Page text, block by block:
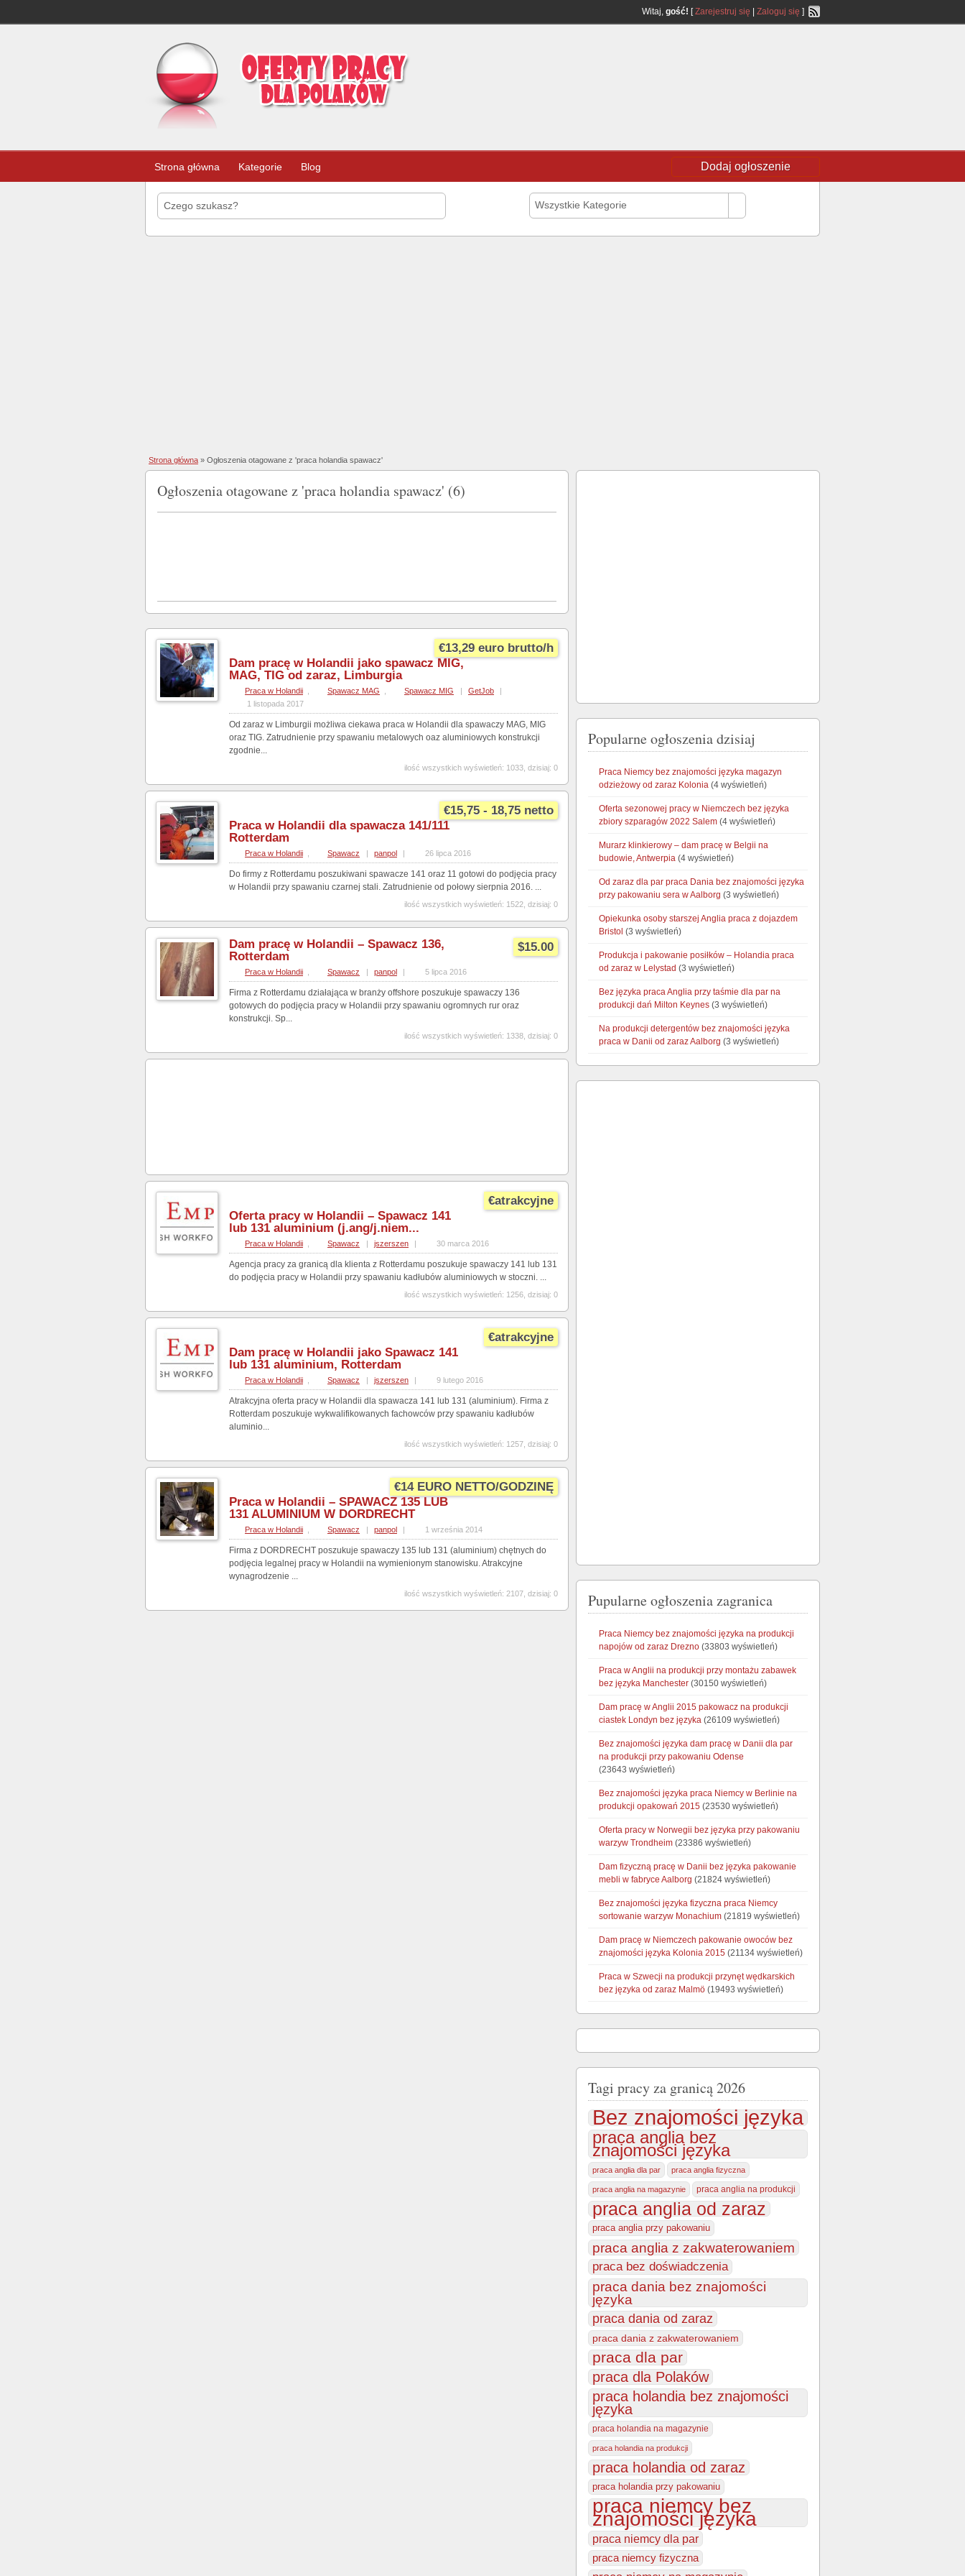
Witaj, gość! [Zarejestruj się Zaloguj się ]
Strona główna Kategorie Blog Dodaj ogłoszenie
Wszystkie Kategorie
Strona główna » Ogłoszenia otagowane z 'praca holandia spawacz'
Ogłoszenia otagowane z 'praca holandia spawacz' (6)
€13,29 euro brutto/h
Dam pracę w Holandii jako spawacz MIG,
MAG, TIG od zaraz, Limburgia
Praca w Holandii Spawacz MAG Spawacz MIG | GetJob
|
1 listopada 2017
Od zaraz w Limburgii możliwa ciekawa praca w Holandii dla spawaczy MAG, MIG
oraz TIG. Zatrudnienie przy spawaniu metalowych oaz aluminiowych konstrukcji
zgodnie...
ilość wszystkich wyświetleń: 1033, dzisiaj: 0
€15,75 - 18,75 netto
Praca w Holandii dla spawacza 141/111
Rotterdam
Praca w Holandii Spawacz | panpol | 26 lipca 2016
Do firmy z Rotterdamu poszukiwani spawacze 141 oraz 11 gotowi do podjęcia pracy
w Holandii przy spawaniu czarnej stali. Zatrudnienie od połowy sierpnia 2016. ...
ilość wszystkich wyświetleń: 1522, dzisiaj: 0
$15.00
Dam pracę w Holandii – Spawacz 136,
Rotterdam
Praca w Holandii Spawacz | panpol | 5 lipca 2016
Firma z Rotterdamu działająca w branży offshore poszukuje spawaczy 136
gotowych do podjęcia pracy w Holandii przy spawaniu ogromnych rur oraz
konstrukcji. Sp...
ilość wszystkich wyświetleń: 1338, dzisiaj: 0
€atrakcyjne
Oferta pracy w Holandii – Spawacz 141
lub 131 aluminium (j.ang/j.niem...
Praca w Holandii Spawacz | jszerszen | 30 marca 2016
Agencja pracy za granicą dla klienta z Rotterdamu poszukuje spawaczy 141 lub 131
do podjęcia pracy w Holandii przy spawaniu kadłubów aluminiowych w stoczni. ...
ilość wszystkich wyświetleń: 1256, dzisiaj: 0
€atrakcyjne
Dam pracę w Holandii jako Spawacz 141
lub 131 aluminium, Rotterdam
Praca w Holandii Spawacz | jszerszen | 9 lutego 2016
Atrakcyjna oferta pracy w Holandii dla spawacza 141 lub 131 (aluminium). Firma z
Rotterdam poszukuje wykwalifikowanych fachowców przy spawaniu kadłubów
aluminio...
ilość wszystkich wyświetleń: 1257, dzisiaj: 0
€14 EURO NETTO/GODZINĘ
Praca w Holandii – SPAWACZ 135 LUB
131 ALUMINIUM W DORDRECHT
Praca w Holandii Spawacz | panpol | 1 września 2014
Firma z DORDRECHT poszukuje spawaczy 135 lub 131 (aluminium) chętnych do
podjęcia legalnej pracy w Holandii na wymienionym stanowisku. Atrakcyjne
wynagrodzenie ...
ilość wszystkich wyświetleń: 2107, dzisiaj: 0
Popularne ogłoszenia dzisiaj
Praca Niemcy bez znajomości języka magazyn
odzieżowy od zaraz Kolonia (4 wyświetleń)
Oferta sezonowej pracy w Niemczech bez języka
zbiory szparagów 2022 Salem (4 wyświetleń)
Murarz klinkierowy – dam pracę w Belgii na
budowie, Antwerpia (4 wyświetleń)
Od zaraz dla par praca Dania bez znajomości języka
przy pakowaniu sera w Aalborg (3 wyświetleń)
Opiekunka osoby starszej Anglia praca z dojazdem
Bristol (3 wyświetleń)
Produkcja i pakowanie posiłków – Holandia praca
od zaraz w Lelystad (3 wyświetleń)
Bez języka praca Anglia przy taśmie dla par na
produkcji dań Milton Keynes (3 wyświetleń)
Na produkcji detergentów bez znajomości języka
praca w Danii od zaraz Aalborg (3 wyświetleń)
Pupularne ogłoszenia zagranica
Praca Niemcy bez znajomości języka na produkcji
napojów od zaraz Drezno (33803 wyświetleń)
Praca w Anglii na produkcji przy montażu zabawek
bez języka Manchester (30150 wyświetleń)
Dam pracę w Anglii 2015 pakowacz na produkcji
ciastek Londyn bez języka (26109 wyświetleń)
Bez znajomości języka dam pracę w Danii dla par
na produkcji przy pakowaniu Odense
(23643 wyświetleń)
Bez znajomości języka praca Niemcy w Berlinie na
produkcji opakowań 2015 (23530 wyświetleń)
Oferta pracy w Norwegii bez języka przy pakowaniu
warzyw Trondheim (23386 wyświetleń)
Dam fizyczną pracę w Danii bez języka pakowanie
mebli w fabryce Aalborg (21824 wyświetleń)
Bez znajomości języka fizyczna praca Niemcy
sortowanie warzyw Monachium (21819 wyświetleń)
Dam pracę w Niemczech pakowanie owoców bez
znajomości języka Kolonia 2015 (21134 wyświetleń)
Praca w Szwecji na produkcji przynęt wędkarskich
bez języka od zaraz Malmö (19493 wyświetleń)
Tagi pracy za granicą 2026
Bez znajomości języka
praca anglia bez
znajomości języka
praca anglia dla par praca anglia fizyczna
praca anglia na magazynie praca anglia na produkcji
praca anglia od zaraz
praca anglia przy pakowaniu
praca anglia z zakwaterowaniem
praca bez doświadczenia
praca dania bez znajomości
języka
praca dania od zaraz
praca dania z zakwaterowaniem
praca dla par
praca dla Polaków
praca holandia bez znajomości
języka
praca holandia na magazynie
praca holandia na produkcji
praca holandia od zaraz
praca holandia przy pakowaniu
praca niemcy bez
znajomości języka
praca niemcy dla par
praca niemcy fizyczna